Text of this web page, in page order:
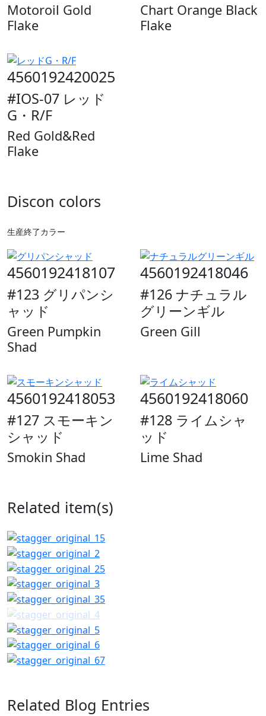
Motoroil Gold
Flake
Chart Orange Black
Flake
4560192420025
#IOS-07 レッド
G・R/F
Red Gold&Red
Flake
Discon colors
生産終了カラー
4560192418107
#123 グリパンシ
ャッド
Green Pumpkin
Shad
4560192418046
#126 ナチュラル
グリーンギル
Green Gill
4560192418053
#127 スモーキン
シャッド
Smokin Shad
4560192418060
#128 ライムシャ
ッド
Lime Shad
Related item(s)
Related Blog Entries